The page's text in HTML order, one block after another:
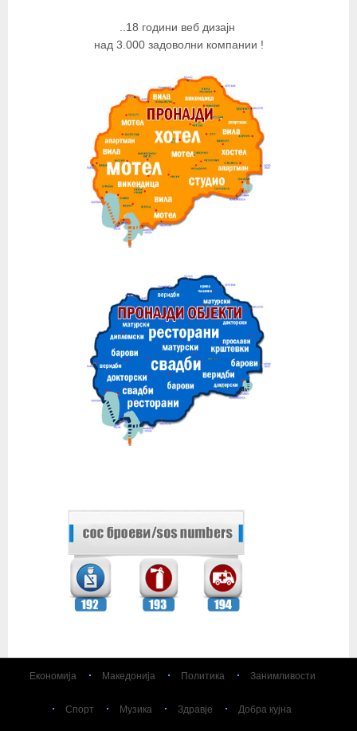
..18 години веб дизајн
над 3.000 задоволни компании !
Економија Македонија Политика Занимливости
Спорт Музика Здравје Добра кујна